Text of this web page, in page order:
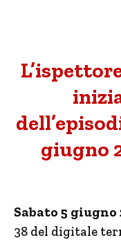
giugno
Sabato 5 giugno
38 del digitale